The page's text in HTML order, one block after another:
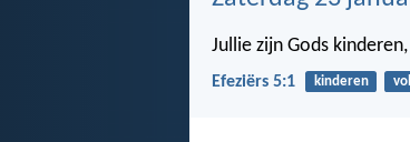
Jullie zijn Gods
Efeziërs 5:1 kinderen